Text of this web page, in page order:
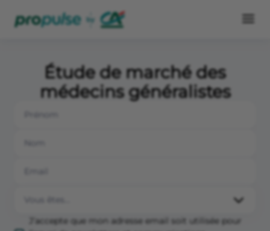
Étude de marché des
médecins généralistes
J’accepte que mon adresse email soit utilisée pour